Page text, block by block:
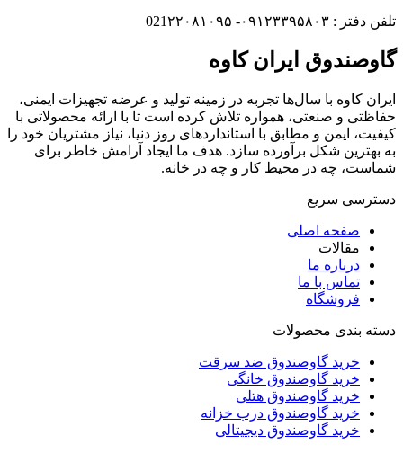
تلفن دفتر : ۰۹۱۲۳۳۹۵۸۰۳- 021۲۲۰۸۱۰۹۵
گاوصندوق ایران کاوه
ایران کاوه با سال‌ها تجربه در زمینه تولید و عرضه تجهیزات ایمنی،
حفاظتی و صنعتی، همواره تلاش کرده است تا با ارائه محصولاتی با
کیفیت، ایمن و مطابق با استانداردهای روز دنیا، نیاز مشتریان خود را
به بهترین شکل برآورده سازد. هدف ما ایجاد آرامش خاطر برای
شماست، چه در محیط کار و چه در خانه.
دسترسی سریع
صفحه اصلی
مقالات
درباره ما
تماس با ما
فروشگاه
دسته بندی محصولات
خرید گاوصندوق ضد سرقت
خرید گاوصندوق خانگی
خرید گاوصندوق هتلی
خرید گاوصندوق درب خزانه
خرید گاوصندوق دیجیتالی